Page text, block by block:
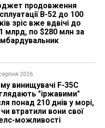
продовження
B-52 до 100
зріс вже вдвічі до
млрд, по $280 млн за
2026
винищувачі F-35C
"іржавими"
понад 210 днів у морі,
втратили вони свої
можливості